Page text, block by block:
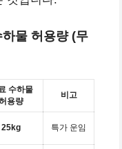
물 허용량 (무
수하물
용량
비고
25kg 특가 운임